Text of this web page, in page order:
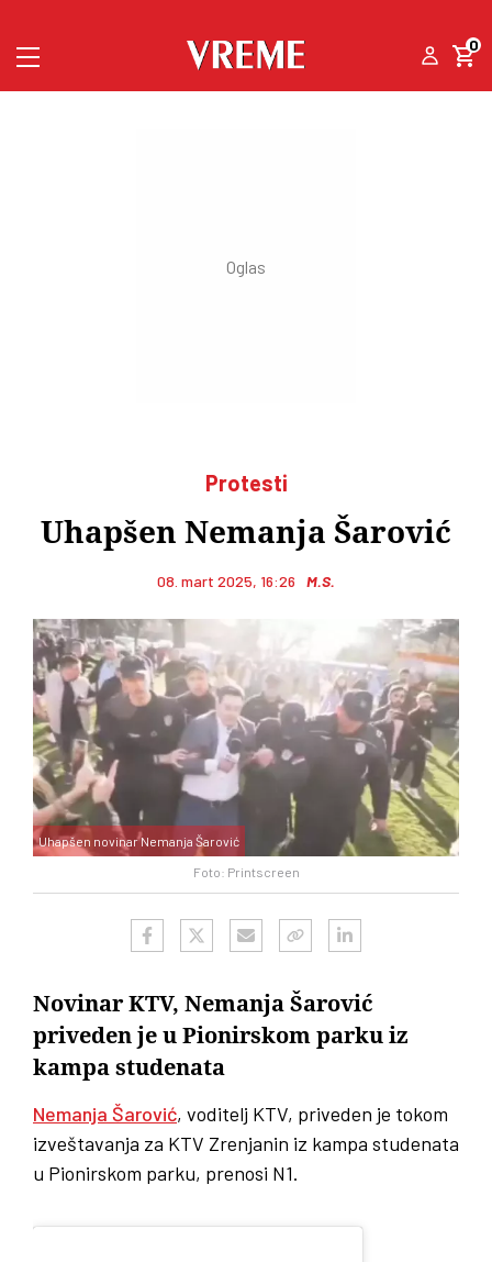
0
Protesti
Uhapšen Nemanja Šarović
08. mart 2025, 16:26 M.S.
Foto: Printscreen
Uhapšen novinar Nemanja Šarović
Novinar KTV, Nemanja Šarović
priveden je u Pionirskom parku iz
kampa studenata
Nemanja Šarović, voditelj KTV, priveden je tokom
izveštavanja za KTV Zrenjanin iz kampa studenata
u Pionirskom parku, prenosi N1.